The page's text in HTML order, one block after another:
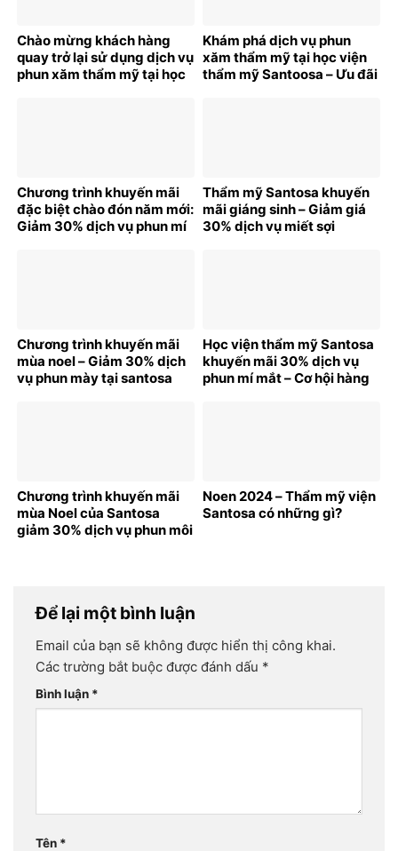
Chào mừng khách hàng
quay trở lại sử dụng dịch vụ
phun xăm thẩm mỹ tại học
Khám phá dịch vụ phun
xăm thẩm mỹ tại học viện
thẩm mỹ Santoosa – Ưu đãi
Chương trình khuyến mãi
đặc biệt chào đón năm mới:
Giảm 30% dịch vụ phun mí
Thẩm mỹ Santosa khuyến
mãi giáng sinh – Giảm giá
30% dịch vụ miết sợi
Chương trình khuyến mãi
mùa noel – Giảm 30% dịch
vụ phun mày tại santosa
Học viện thẩm mỹ Santosa
khuyến mãi 30% dịch vụ
phun mí mắt – Cơ hội hàng
Chương trình khuyến mãi
mùa Noel của Santosa
giảm 30% dịch vụ phun môi
Noen 2024 – Thẩm mỹ viện
Santosa có những gì?
Để lại một bình luận
Email của bạn sẽ không được hiển thị công khai.
Các trường bắt buộc được đánh dấu *
Bình luận *
Tên *